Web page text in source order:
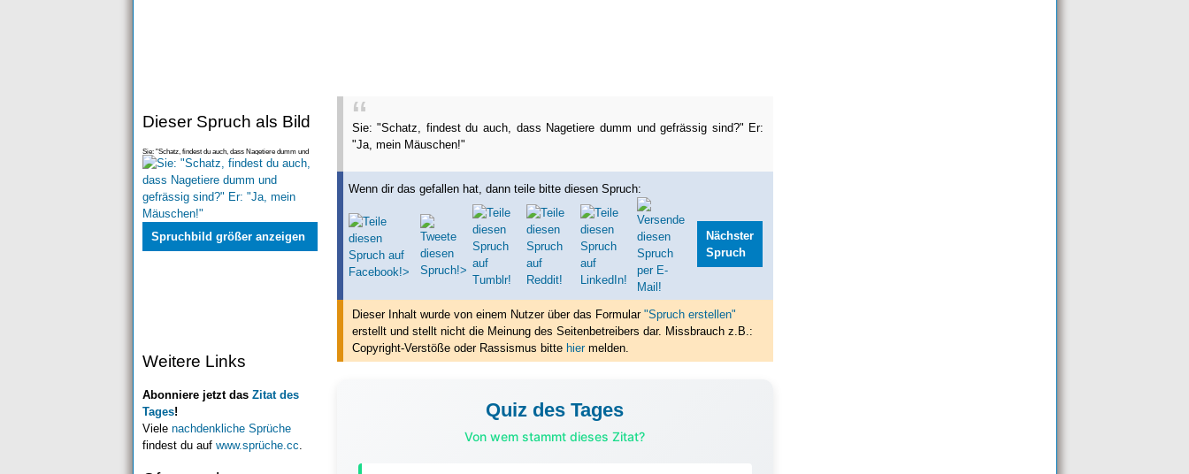
Dieser Spruch als Bild
Sie: "Schatz, findest du auch, dass Nagetiere dumm und
gefrässig sind?" Er: "Ja, mein Mäuschen!"
Spruchbild größer anzeigen
Weitere Links
Abonniere jetzt das Zitat des
Tages!
Viele nachdenkliche Sprüche
findest du auf www.sprüche.cc
Sie: "Schatz, findest du auch, dass Nagetiere dumm und gefrässig sind?" Er:
"Ja, mein Mäuschen!"
Wenn dir das gefallen hat, dann teile bitte diesen Spruch:
Nächster
Spruch
Dieser Inhalt wurde von einem Nutzer über das Formular "Spruch erstellen"
erstelltund stellt nicht die Meinung des Seitenbetreibers dar. Missbrauch z.B.:
Copyright-Verstöße oder Rassismus bitte hiermelden.
Quiz des Tages
Von wem stammt dieses Zitat?